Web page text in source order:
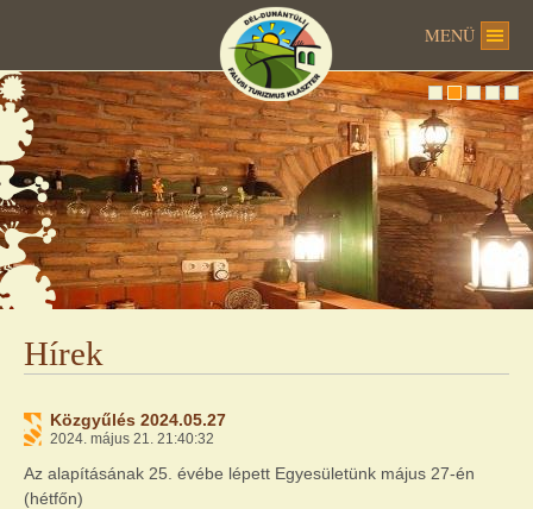
MENÜ
Hírek
Közgyűlés 2024.05.27
2024. május 21. 21:40:32
Az alapításának 25. évébe lépett Egyesületünk május 27-én
(hétfőn)